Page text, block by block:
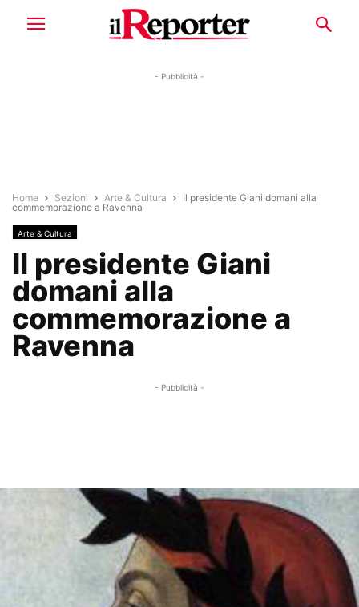
- Pubblicità -
Home Sezioni Arte & Cultura
Il presidente Giani domani alla
commemorazione a Ravenna
Arte & Cultura
Il presidente Giani
domani alla
commemorazione a
Ravenna
- Pubblicità -